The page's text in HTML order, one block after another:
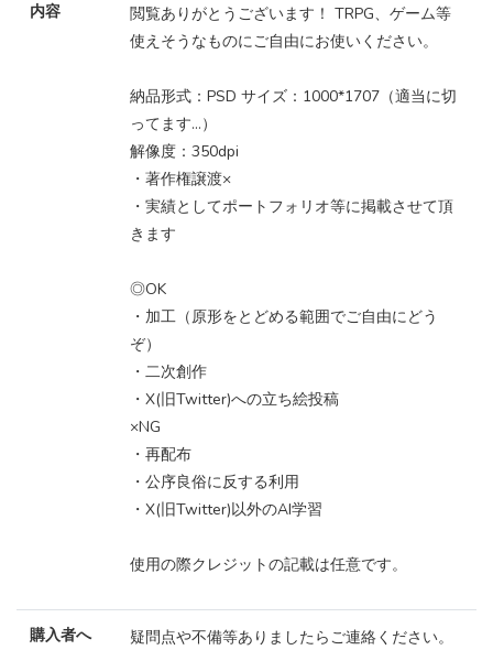
内容
閲覧ありがとうございます！ TRPG、ゲーム等
使えそうなものにご自由にお使いください。
納品形式：PSD サイズ：1000*1707（適当に切
ってます…）
解像度：350dpi
・著作権譲渡×
・実績としてポートフォリオ等に掲載させて頂
きます
◎OK
・加工（原形をとどめる範囲でご自由にどう
ぞ）
・二次創作
・X(旧Twitter)への立ち絵投稿
×NG
・再配布
・公序良俗に反する利用
・X(旧Twitter)以外のAI学習
使用の際クレジットの記載は任意です。
購入者へ
疑問点や不備等ありましたらご連絡ください。